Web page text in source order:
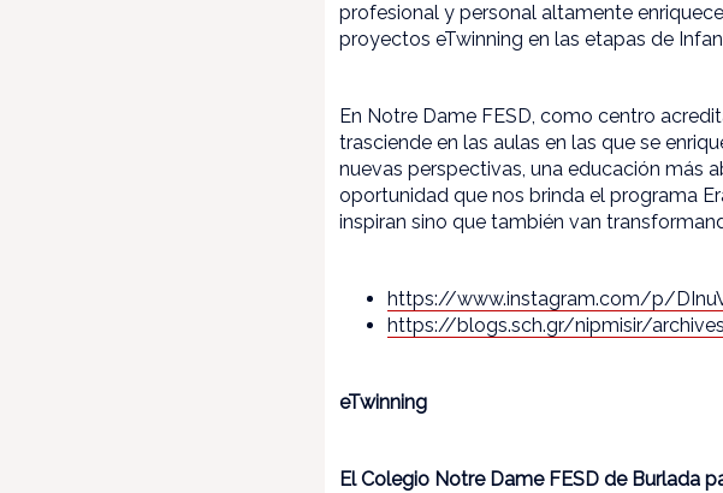
profesional y personal altamente
proyectos eTwinning en las etapas de
En Notre Dame FESD, como centro
trasciende en las aulas en las que se
nuevas perspectivas, una educación más
oportunidad que nos brinda el programa
inspiran sino que también van
https://www.instagram.com/p/
https://blogs.sch.gr/nipmisir/
eTwinning
El Colegio Notre Dame FESD de Burlada